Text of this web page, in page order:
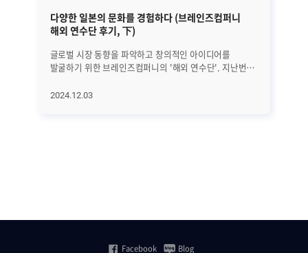
다양한 일본의 문화를 경험하다 (브레인즈컴퍼니
해외 연수단 후기, 下)
글로벌 시장 동향을 파악하고 창의적인 아이디어를
발굴하기 위한 브레인즈컴퍼니의 '해외 연수단'. 지난번
일본 최대 규모의 IT 전시회인 [Japan IT Week 2024]
애니메이션이 정말 발달한 나라라는 생각이 들었습니다.
들러서 전자제품과 피규어들을 살펴보았습니다. 숙소는
2024.12.03
모
Facebook Blog